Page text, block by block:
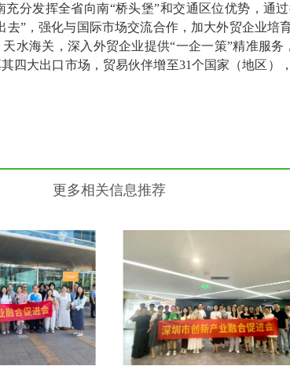
发挥全省向南“桥头堡”和交通区位优势，通
”，强化与国际市场交流合作，加大外贸企业培
水海关，深入外贸企业提供“一企一策”精准服
四大出口市场，贸易伙伴增至31个国家（地区）
更多相关信息推荐